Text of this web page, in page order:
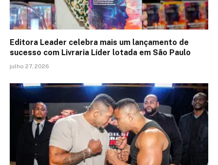
Editora Leader celebra mais um lançamento de
sucesso com Livraria Líder lotada em São Paulo
julho 27, 2026